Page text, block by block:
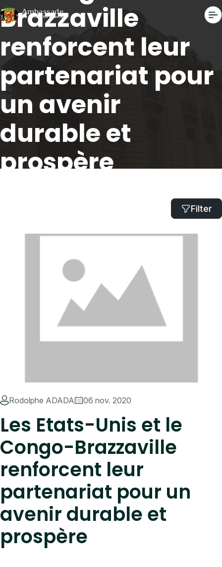
Brazzaville
renforcent leur
partenariat pour
un avenir
durable et
prospère
Les Etats-Unis et le Congo-Brazzaville renforcent leurFilter
Rodolphe ADADA 06 nov. 2020
Les Etats-Unis et le
Congo-Brazzaville
renforcent leur
partenariat pour un
avenir durable et
prospère